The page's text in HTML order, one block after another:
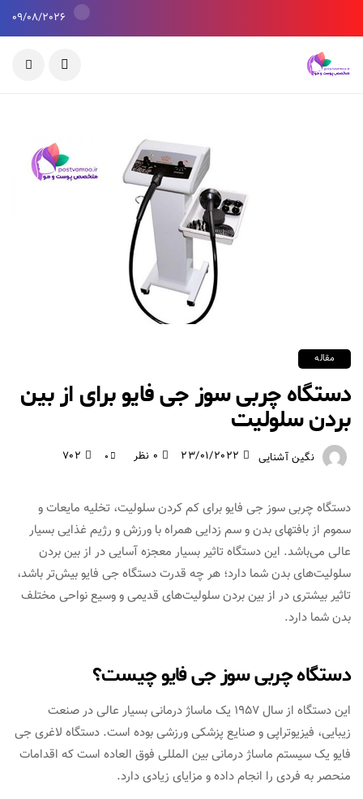
09/08/2026
مقاله
دستگاه چربی سوز جی فایو برای از بین
بردن سلولیت
نگین آشنایی 23/01/2022 0 نظر 0
702
دستگاه چربی سوز جی فایو برای کم کردن سلولیت، تخلیه مایعات و
سموم از بافت‎های بدن و سم زدایی همراه با ورزش و رژیم غذایی بسیار
عالی می‌باشد. این دستگاه تاثیر بسیار معجزه آسایی در از بین بردن
سلولیت‌های بدن شما دارد؛ هر چه قدرت دستگاه جی فایو بیش‌‌تر باشد،
تاثیر بیشتری در از بین بردن سلولیت‌های قدیمی و وسیع نواحی مختلف
بدن شما دارد.
دستگاه چربی سوز جی فایو چیست؟
این دستگاه از سال 1957 یک ماساژ درمانی بسیار عالی در صنعت
زیبایی، فیزیوتراپی و صنایع پزشکی ورزشی بوده است. دستگاه لاغری جی
فایو یک سیستم ماساژ درمانی بین المللی فوق العاده است که اقدامات
منحصر به فردی را انجام داده و مزایای زیادی دارد.